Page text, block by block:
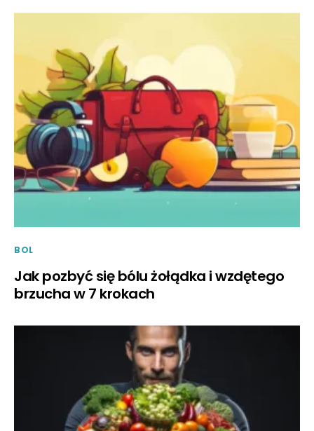
BOL
Jak pozbyć się bólu żołądka i wzdętego
brzucha w 7 krokach